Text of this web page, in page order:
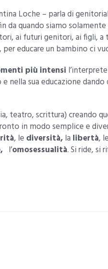
Loche – parla di
da quando siamo
ai futuri genitori, ai figli,
educare un bambino ci
più intensi
nella sua educazione
teatro, scrittura) creando
in modo semplice e
, le diversità, la libertà, le
l’omosessualità. Si ride, si